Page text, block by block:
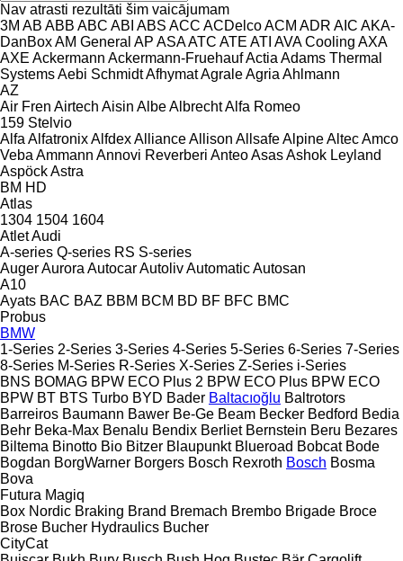
Nav atrasti rezultāti šim vaicājumam
3M AB ABB ABC ABI ABS ACC ACDelcoACM ADR AIC AKA-
DanBoxAM General AP ASAATC ATE ATI AVA Cooling AXA
AXE Ackermann Ackermann-FruehaufActia Adams Thermal
SystemsAebi SchmidtAfhymatAgraleAgria Ahlmann
AZ
Air Fren Airtech Aisin AlbeAlbrechtAlfa Romeo
159 Stelvio
Alfa AlfatronixAlfdexAllianceAllison AllsafeAlpineAltecAmco
Veba Ammann Annovi Reverberi AnteoAsasAshok Leyland
AspöckAstra
BM HD
Atlas
1304 1504 1604
AtletAudi
A-series Q-series RS S-series
AugerAurora AutocarAutolivAutomaticAutosan
A10
Ayats BAC BAZ BBM BCM BD BF BFC BMC
Probus
BMW
1-Series 2-Series 3-Series 4-Series 5-Series 6-Series 7-Series
8-Series M-Series R-Series X-Series Z-Series i-Series
BNS BOMAG BPW ECO Plus 2 BPW ECO Plus BPW ECO
BPW BT BTS Turbo BYD Bader Baltacıoğlu Baltrotors
Barreiros Baumann Bawer Be-Ge Beam Becker Bedford Bedia
Behr Beka-Max Benalu Bendix Berliet Bernstein Beru Bezares
Biltema Binotto Bio Bitzer Blaupunkt Blueroad Bobcat Bode
Bogdan BorgWarner Borgers Bosch Rexroth Bosch Bosma
Bova
Futura Magiq
Box Nordic Braking Brand Bremach Brembo Brigade Broce
Brose Bucher Hydraulics Bucher
CityCat